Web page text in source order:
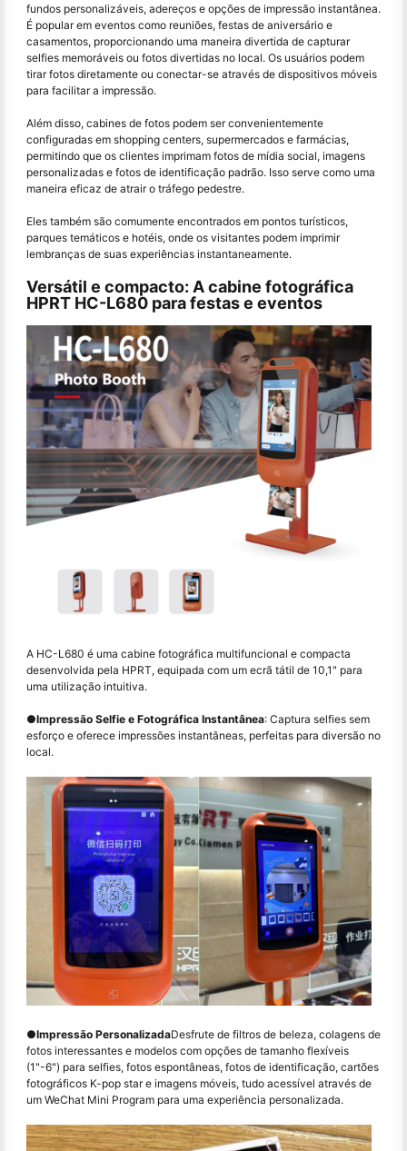
fundos personalizáveis, adereços e opções de impressão instantânea.
É popular em eventos como reuniões, festas de aniversário e
casamentos, proporcionando uma maneira divertida de capturar
selfies memoráveis ou fotos divertidas no local. Os usuários podem
tirar fotos diretamente ou conectar-se através de dispositivos móveis
para facilitar a impressão.
Além disso, cabines de fotos podem ser convenientemente
configuradas em shopping centers, supermercados e farmácias,
permitindo que os clientes imprimam fotos de mídia social, imagens
personalizadas e fotos de identificação padrão. Isso serve como uma
maneira eficaz de atrair o tráfego pedestre.
Eles também são comumente encontrados em pontos turísticos,
parques temáticos e hotéis, onde os visitantes podem imprimir
lembranças de suas experiências instantaneamente.
Versátil e compacto: A cabine fotográfica
HPRT HC-L680 para festas e eventos
A HC-L680 é uma cabine fotográfica multifuncional e compacta
desenvolvida pela HPRT, equipada com um ecrã tátil de 10,1" para
uma utilização intuitiva.
●Impressão Selfie e Fotográfica Instantânea: Captura selfies sem
esforço e oferece impressões instantâneas, perfeitas para diversão no
local.
●Impressão PersonalizadaDesfrute de filtros de beleza, colagens de
fotos interessantes e modelos com opções de tamanho flexíveis
(1"-6") para selfies, fotos espontâneas, fotos de identificação, cartões
fotográficos K-pop star e imagens móveis, tudo acessível através de
um WeChat Mini Program para uma experiência personalizada.